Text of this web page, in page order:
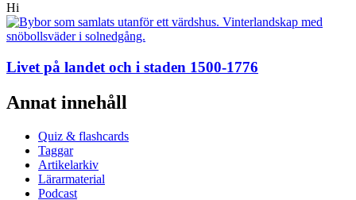
Hi
Livet på landet och i staden 1500-1776
Annat innehåll
Quiz & flashcards
Taggar
Artikelarkiv
Lärarmaterial
Podcast